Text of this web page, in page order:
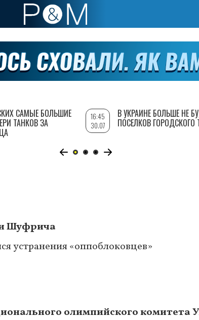
Шуфрича
устранения «оппоблоковцев»
олимпийского комитета
САМЫЕ БОЛЬШИЕ
ТАНКОВ ЗА
16:45
30.07
В УКРАИНЕ БОЛЬШЕ НЕ
ПОСЕЛКОВ ГОРОДСКОГО